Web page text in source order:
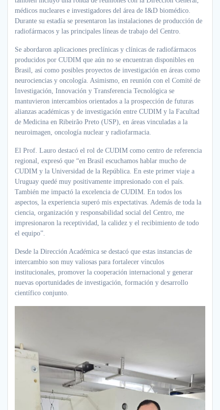
médicos nucleares e investigadores del área de I&D biomédico.
Durante su estadía se presentaron las instalaciones de producción de
radiofármacos y las principales líneas de trabajo del Centro.
Se abordaron aplicaciones preclínicas y clínicas de radiofármacos
producidos por CUDIM que aún no se encuentran disponibles en
Brasil, así como posibles proyectos de investigación en áreas como
neurociencias y oncología. Asimismo, en reunión con el Comité de
Investigación, Innovación y Transferencia Tecnológica se
mantuvieron intercambios orientados a la prospección de futuras
alianzas académicas y de investigación entre CUDIM y la Facultad
de Medicina en Ribeirão Preto (USP), en áreas vinculadas a la
neuroimagen, oncología nuclear y radiofarmacia.
El Prof. Lauro destacó el rol de CUDIM como centro de referencia
regional, expresó que “en Brasil escuchamos hablar mucho de
CUDIM y la Universidad de la República. En este primer viaje a
Uruguay quedé muy positivamente impresionado con el país.
También me impactó la excelencia de CUDIM. En todos los
aspectos, la experiencia superó mis expectativas. Además de toda la
ciencia, organización y responsabilidad social del Centro, me
impresionaron la receptividad, la calidez y el recibimiento de todo
el equipo”.
Desde la Dirección Académica se destacó que estas instancias de
intercambio son muy valiosas para fortalecer vínculos
institucionales, promover la cooperación internacional y generar
nuevas oportunidades de investigación, formación y desarrollo
científico conjunto.